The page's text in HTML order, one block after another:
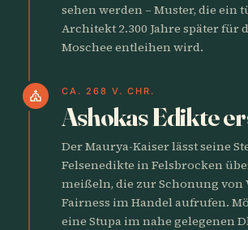
sehen werden – Muster, die ein
Architekt 2.300 Jahre später für
Moschee entleihen wird.
church CA. 268 V. CHR.
Ashokas Edikte
Der Maurya-Kaiser lässt seine
Felsenedikte in Felsbrocken
meißeln, die zur Schonung
Fairness im Handel aufrufen.
eine Stupa im nahe gelegenen